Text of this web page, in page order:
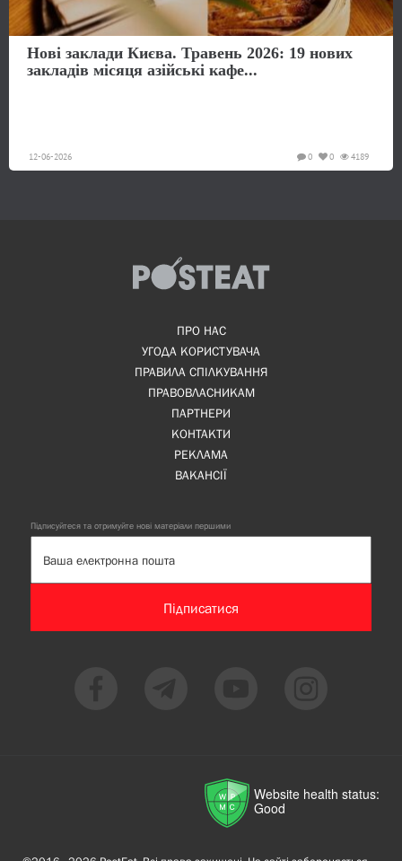
Нові заклади Києва. Травень 2026: 19 нових
закладів місяця азійські кафе...
12-06-2026 4189
0
0
ПРО НАС
УГОДА КОРИСТУВАЧА
ПРАВИЛА СПІЛКУВАННЯ
ПРАВОВЛАСНИКАМ
ПАРТНЕРИ
КОНТАКТИ
РЕКЛАМА
ВАКАНСІЇ
Підписуйтеся та отримуйте нові матеріали першими
Підписатися
Website health status:
Good